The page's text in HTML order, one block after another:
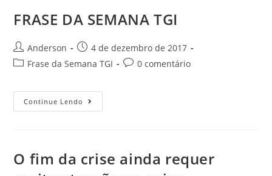
FRASE DA SEMANA TGI
Anderson
4 de dezembro de 2017
Frase da Semana TGI
0 comentário
Continue Lendo
O fim da crise ainda requer